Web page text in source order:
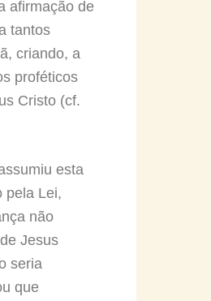
afirmação de
tantos
criando, a
proféticos
Cristo (cf.
esta
pela Lei,
não
Jesus
seria
que